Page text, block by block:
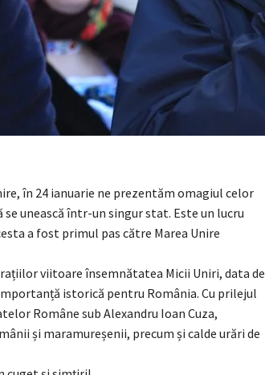
în 24 ianuarie ne prezentăm omagiul celor
unească într-un singur stat. Este un lucru
a fost primul pas către Marea Unire
viitoare însemnătatea Micii Uniri, data de
istorică pentru România. Cu prilejul
Române sub Alexandru Ioan Cuza,
și maramureșenii, precum și calde urări de